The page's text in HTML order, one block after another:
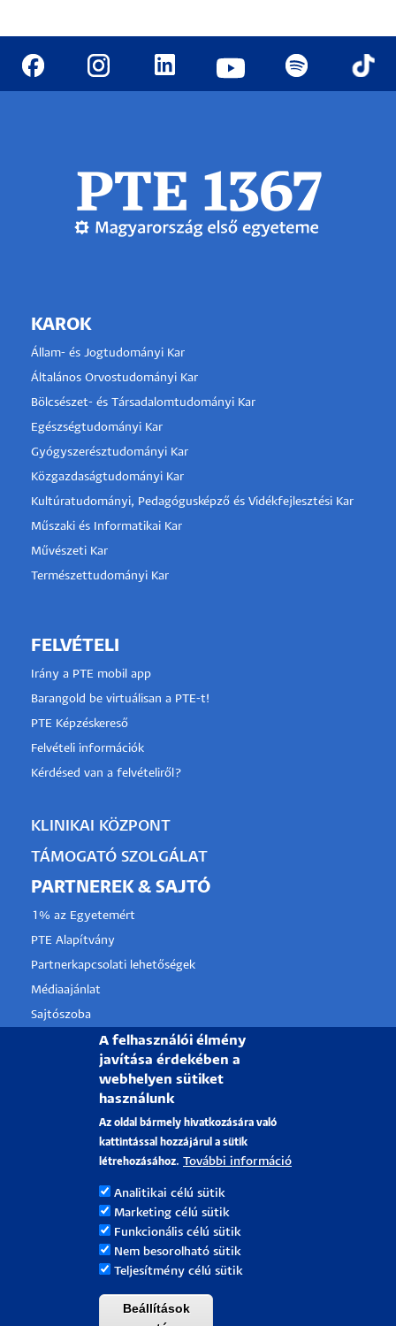
KAROK
Állam- és Jogtudományi Kar
Általános Orvostudományi Kar
Bölcsészet- és Társadalomtudományi Kar
Egészségtudományi Kar
Gyógyszerésztudományi Kar
Közgazdaságtudományi Kar
Kultúratudományi, Pedagógusképző és Vidékfejlesztési Kar
Műszaki és Informatikai Kar
Művészeti Kar
Természettudományi Kar
FELVÉTELI
Irány a PTE mobil app
Barangold be virtuálisan a PTE-t!
PTE Képzéskereső
Felvételi információk
Kérdésed van a felvételiről?
KLINIKAI KÖZPONT
TÁMOGATÓ SZOLGÁLAT
PARTNEREK & SAJTÓ
1% az Egyetemért
PTE Alapítvány
Partnerkapcsolati lehetőségek
Médiaajánlat
Sajtószoba
Pályázati projektek
PÉCSI TUDOMÁNYEGYETEM
H-7622 Pécs, Vasvári Pál utca. 4.
Tel.:+36-72/501-500
Rektori Kabinet: +36 30/787-2913
A felhasználói élmény
javítása érdekében a
webhelyen sütiket
használunk
Az oldal bármely hivatkozására való
kattintással hozzájárul a sütik
létrehozásához. További információ
Analitikai célú sütik
Marketing célú sütik
Funkcionális célú sütik
Nem besorolható sütik
Teljesítmény célú sütik
Beállítások